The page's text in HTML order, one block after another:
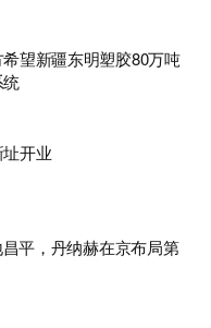
望新疆东明塑胶80万吨
开业
平，丹纳赫在京布局第